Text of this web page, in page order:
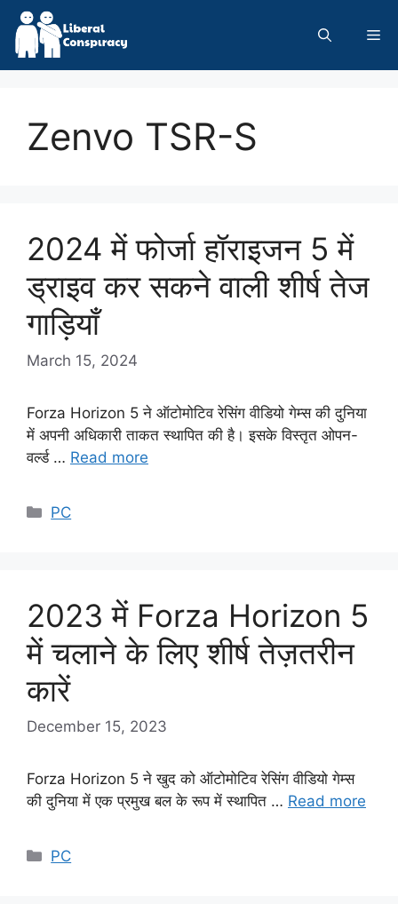
Skip
content
Zenvo TSR-S
2024 में फोर्जा हॉराइजन 5 में
ड्राइव कर सकने वाली शीर्ष तेज
गाड़ियाँ
March 15, 2024
Forza Horizon 5 ने ऑटोमोटिव रेसिंग वीडियो गेम्स की दुनिया
में अपनी अधिकारी ताकत स्थापित की है। इसके विस्तृत ओपन-
वर्ल्ड … Read more
Categories
PC
2023 में Forza Horizon 5
में चलाने के लिए शीर्ष तेज़तरीन
कारें
December 15, 2023
Forza Horizon 5 ने खुद को ऑटोमोटिव रेसिंग वीडियो गेम्स
की दुनिया में एक प्रमुख बल के रूप में स्थापित … Read more
Categories
PC